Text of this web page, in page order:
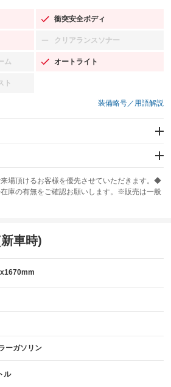
衝突安全ボディ
：装備あり
クリアランスソナー
：装備なし
ム オートライト
：装備あり
ト
装備略号／用語解説
席
ABS
他
チ
来場頂けるお客様を優先させていただきます。◆
庫の有無をご確認お願いします。※販売は一般
車時)
ーガソリン
ル